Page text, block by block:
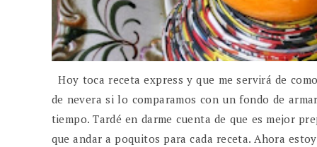
Hoy toca receta express y que me servirá de
de nevera si lo comparamos con un fondo de
tiempo. Tardé en darme cuenta de que es mejor
que andar a poquitos para cada receta. Ahora